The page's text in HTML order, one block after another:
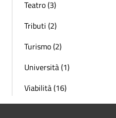
Teatro (3)
Tributi (2)
Turismo (2)
Università (1)
Viabilità (16)